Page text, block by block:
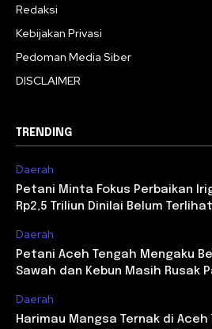
Redaksi
Kebijakan Privasi
Pedoman Media Siber
DISCLAIMER
TRENDING
Daerah
Petani Minta Fokus Perbaikan
Rp2,5 Triliun Dinilai Belum
Daerah
Petani Aceh Tengah Mengaku
Sawah dan Kebun Masih Rusak
Daerah
Harimau Mangsa Ternak di Aceh